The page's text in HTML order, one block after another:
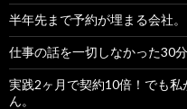
半年先まで予約が埋まる会社
仕事の話を一切しなかった30
実践2ヶ月で契約10倍！でも
ん。